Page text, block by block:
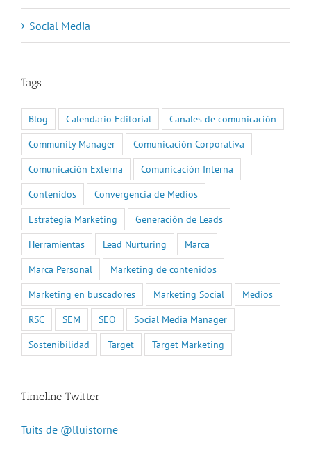
Social Media
Tags
Blog Calendario Editorial
Canales de comunicación
Community Manager
Comunicación Corporativa
Comunicación Externa
Comunicación Interna
Contenidos
Convergencia de Medios
Estrategia Marketing
Generación de Leads
Herramientas
Lead Nurturing
Marca
Marca Personal
Marketing de contenidos
Marketing en buscadores
Marketing Social
Medios
RSC
SEM SEO
Social Media Manager
Sostenibilidad
Target Target Marketing
Timeline Twitter
Tuits de @lluistorne